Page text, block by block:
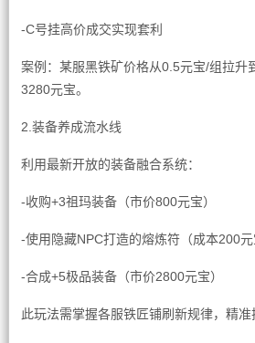
-C号挂高价成交实现套利
案例：某服黑铁矿价格从0.5元宝/组拉升
3280元宝。
2.装备养成流水线
利用最新开放的装备融合系统：
-收购+3祖玛装备（市价800元宝）
-使用隐藏NPC打造的熔炼符（成本200元
-合成+5极品装备（市价2800元宝）
此玩法需掌握各服铁匠铺刷新规律，精准